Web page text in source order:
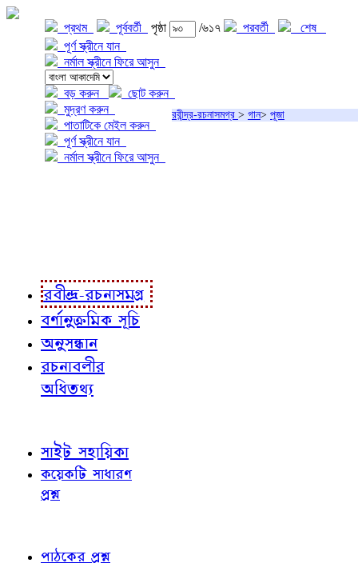
প্রথম পূর্ববর্তী পৃষ্ঠা /৬১৭ পরবর্তী
শেষ
পূর্ণ স্ক্রীনে যান
নর্মাল স্ক্রীনে ফিরে আসুন
বড় করুন
ছোট করুন
মুদ্রণ করুন
পাতাটিকে মেইল করুন
পূর্ণ স্ক্রীনে যান
নর্মাল স্ক্রীনে ফিরে আসুন
রবীন্দ্র-রচনাসমগ্র > গান> পূজা
রবীন্দ্র-রচনাসমগ্র
বর্ণানুক্রমিক সূচি
অনুসন্ধান
রচনাবলীর
অধিতথ্য
সাইট সহায়িকা
কয়েকটি সাধারণ
প্রশ্ন
পাঠকের প্রশ্ন